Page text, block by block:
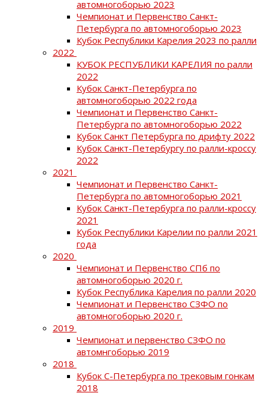
автомногоборью 2023
Чемпионат и Первенство Санкт-
Петербурга по автомногоборью 2023
Кубок Республики Карелия 2023 по ралли
2022
КУБОК РЕСПУБЛИКИ КАРЕЛИЯ по ралли
2022
Кубок Санкт-Петербурга по
автомногоборью 2022 года
Чемпионат и Первенство Санкт-
Петербурга по автомногоборью 2022
Кубок Санкт Петербурга по дрифту 2022
Кубок Санкт-Петербургу по ралли-кроссу
2022
2021
Чемпионат и Первенство Санкт-
Петербурга по автомногоборью 2021
Кубок Санкт-Петербурга по ралли-кроссу
2021
Кубок Республики Карелии по ралли 2021
года
2020
Чемпионат и Первенство СПб по
автомногоборью 2020 г.
Кубок Республика Карелия по ралли 2020
Чемпионат и Первенство СЗФО по
автомногоборью 2020 г.
2019
Чемпионат и первенство СЗФО по
автомнгоборью 2019
2018
Кубок С-Петербурга по трековым гонкам
2018